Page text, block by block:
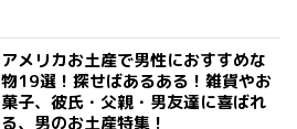
アメリカお土産で男性におすすめな
物19選！探せばあるある！雑貨やお
菓子、彼氏・父親・男友達に喜ばれ
る、男のお土産特集！